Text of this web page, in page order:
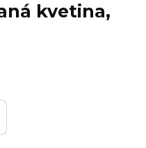
kvetina,